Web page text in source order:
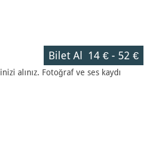
Bilet Al 14 €- 52 €
alınız. Fotoğraf ve ses kaydı